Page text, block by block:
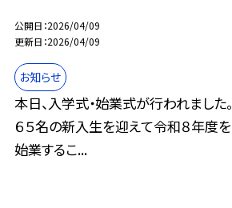
公開日 2026/04/09
更新日 2026/04/09
お知らせ
本日、入学式・始業式が行われました。
６５名の新入生を迎えて令和８年度を
始業するこ...